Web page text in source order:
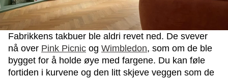
Fabrikkens takbuer ble aldri revet ned. De svever
nå over Pink Picnic og Wimbledon, som om de ble
bygget for å holde øye med fargene. Du kan føle
fortiden i kurvene og den litt skjeve veggen som de